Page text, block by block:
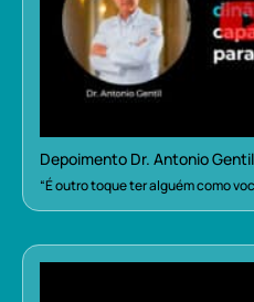
Depoimento Dr. Antonio
“É outro toque ter alguém como